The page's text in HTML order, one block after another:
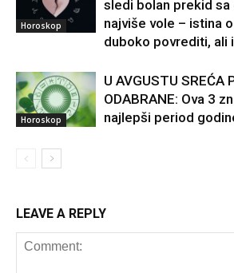
Horoskop
sledi bolan prekid
najviše vole – istina
duboko povrediti, ali
Horoskop
U AVGUSTU SREĆA
ODABRANE: Ova 3
najlepši period
LEAVE A REPLY